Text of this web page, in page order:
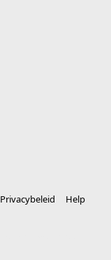
Privacybeleid
Help